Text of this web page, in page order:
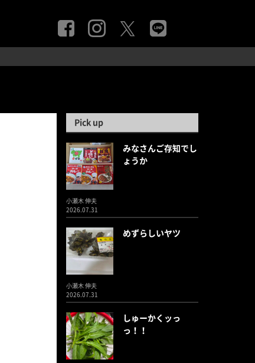
Pick up
みなさんご存知でし
ょうか
小瀬木 伸夫
2026.07.31
めずらしいヤツ
小瀬木 伸夫
2026.07.31
しゅーかくッっ
っ！！